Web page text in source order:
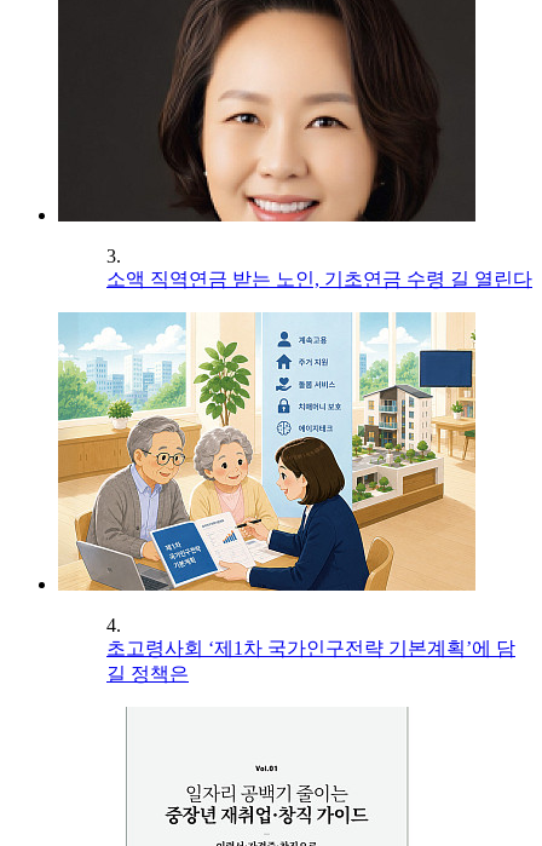
3.
소액 직역연금 받는 노인, 기초연금 수령 길 열린다
4.
초고령사회 ‘제1차 국가인구전략 기본계획’에 담
길 정책은